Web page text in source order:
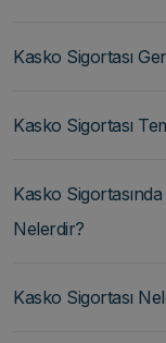
Kasko Sigortası
Kasko Sigortası
Kasko
Nelerdir?
Kasko Sigortası